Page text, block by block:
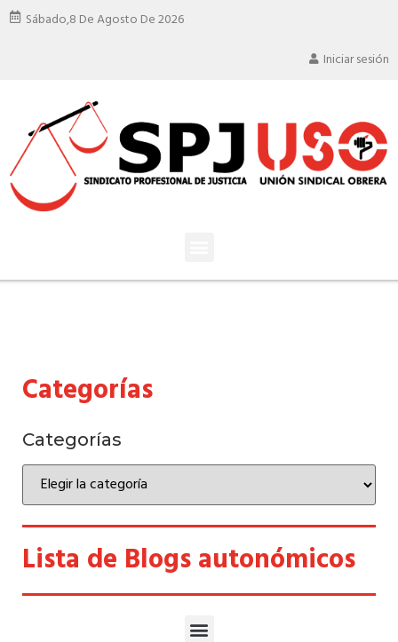
Sábado,8 De Agosto De 2026
Iniciar sesión
Categorías
Categorías
Lista de Blogs autonómicos